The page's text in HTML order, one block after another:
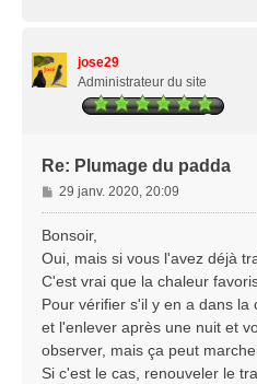
jose29
Administrateur du site
Re: Plumage du padda
M
e
s
g
e
29 janv. 2020, 20:09
Bonsoir,
Oui, mais si vous l'avez déjà
C'est vrai que la chaleur
Pour vérifier s'il y en a dans
et l'enlever après une nuit et
observer, mais ça peut
Si c'est le cas, renouveler le